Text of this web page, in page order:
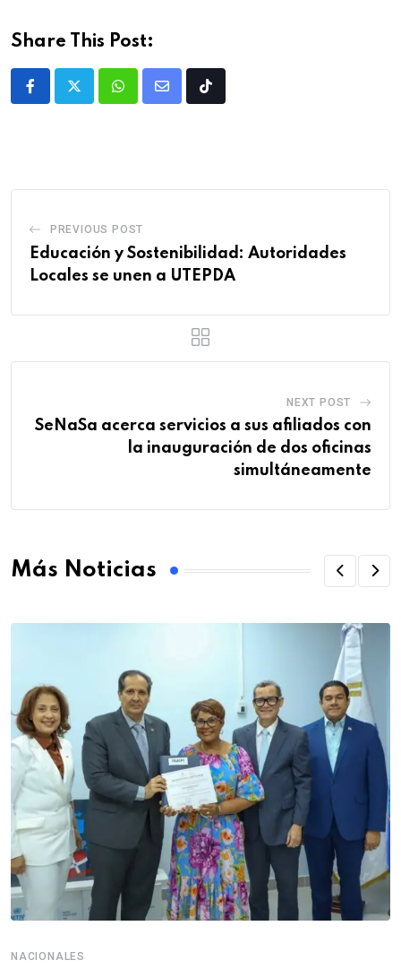
Share This Post:
PREVIOUS POST
Educación y Sostenibilidad: Autoridades
Locales se unen a UTEPDA
NEXT POST
SeNaSa acerca servicios a sus afiliados con
la inauguración de dos oficinas
simultáneamente
Más Noticias
NACIONALES